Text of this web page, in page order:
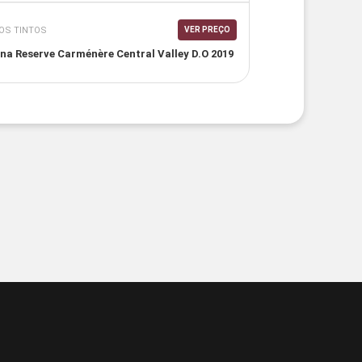
TINTOS VER PREÇO
Reserve Carménère Central Valley D.O 2019